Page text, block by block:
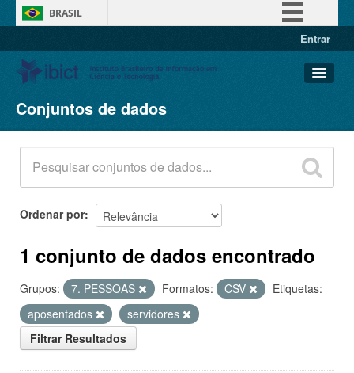
BRASIL
Entrar
Conjuntos de dados
Organizações
Grupos
Sobre
Conjuntos de dados
Ordenar por
1 conjunto de dados encontrado
Grupos: 7. PESSOAS Formatos: CSV
Etiquetas:
aposentados
servidores
Filtrar Resultados